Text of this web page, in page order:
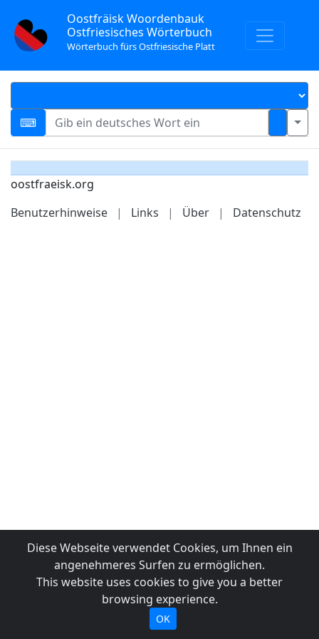
Oostfräisk Woordenbauk
Ostfriesisches Wörterbuch
Wörterbuch fürs Ostfriesische Platt
oostfraeisk.org
Benutzerhinweise
| Links | Über | Datenschutz
Diese Webseite verwendet Cookies, um Ihnen ein
angenehmeres Surfen zu ermöglichen.
This website uses cookies to give you a better
browsing experience.
OK